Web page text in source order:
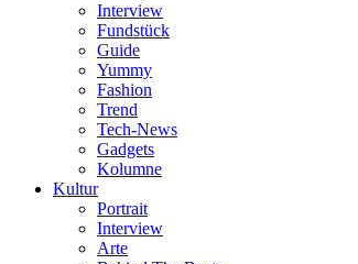
Interview
Fundstück
Guide
Yummy
Fashion
Trend
Tech-News
Gadgets
Kolumne
Kultur
Portrait
Interview
Arte